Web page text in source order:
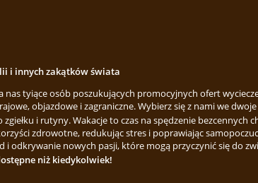
i innych zakątków świata
tyiące osób poszukujących promocyjnych ofert
objazdowe i zagraniczne. Wybierz się z nami we
i rutyny. Wakacje to czas na spędzenie bezcennych
zdrowotne, redukując stres i poprawiając
odkrywanie nowych pasji, które mogą przyczynić się do
niż kiedykolwiek!